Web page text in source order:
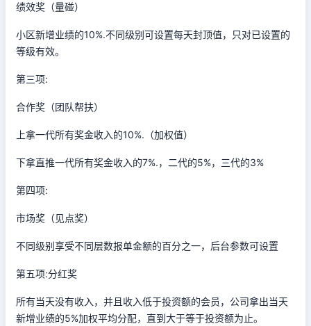
绩效奖（量碰）
小区新增业绩的10%.不同级别可设置每天封顶值，只对已设置的
等级有效。
第三项:
合作奖（团队帮扶）
上拿一代所有奖金收入的10%.（加权值）
下拿直推一代所有奖金收入的7%.，二代的5%，三代的3%
第四项:
市场奖（见点奖）
不同级别享受不同层数报单金额的百分之一，后台参数可设置
第五项:分红奖
所有当天没有收入，并且收入低于投资额的会员，公司拿出当天
新增业绩的5%加权平均分配，直到大于等于投资额为止。